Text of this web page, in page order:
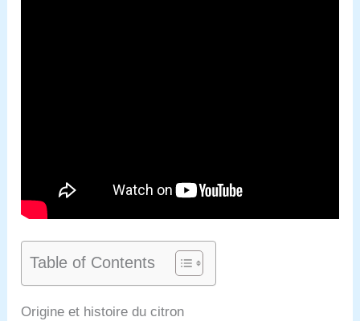
Table of Contents
Origine et histoire du citron